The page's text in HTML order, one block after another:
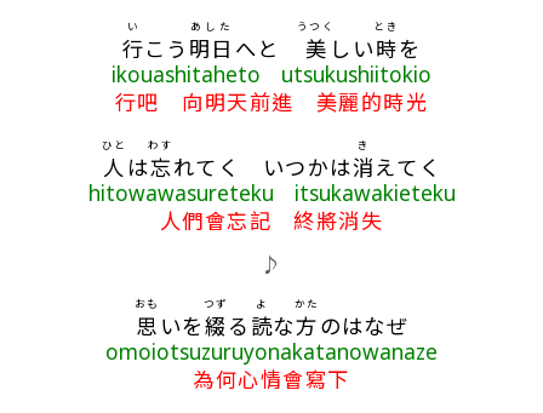
行
い
こう 明日
あした
へと 美
うつく
しい時
とき
を
ikouashitaheto utsukushiitokio
行吧 向明天前進 美麗的時光
人
ひと
は忘
わす
れてく いつかは消
き
えてく
hitowawasureteku itsukawakieteku
人們會忘記 終將消失
♪
思
おも
いを綴
つず
る 読
よ
な方
かた
のはなぜ
omoiotsuzuruyonakatanowanaze
為何心情會寫下